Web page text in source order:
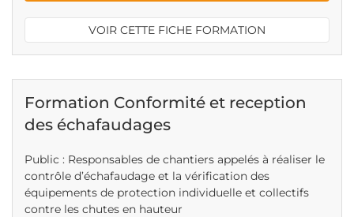
VOIR CETTE FICHE FORMATION
Formation Conformité et reception
des échafaudages
Public : Responsables de chantiers appelés à réaliser le
contrôle d’échafaudage et la vérification des
équipements de protection individuelle et collectifs
contre les chutes en hauteur